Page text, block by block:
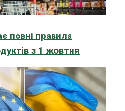
повні правила
з 1 жовтня